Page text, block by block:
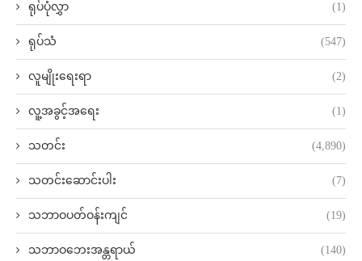
ရုပ်ပုံလွှာ (1)
ရုပ်သံ (547)
လူမျိုးရေးရာ (2)
လူ့အခွင့်အရေး (1)
သတင်း (4,890)
သတင်းဆောင်းပါး (7)
သဘာဝပတ်ဝန်းကျင် (19)
သဘာဝဘေးအန္တရာယ် (140)